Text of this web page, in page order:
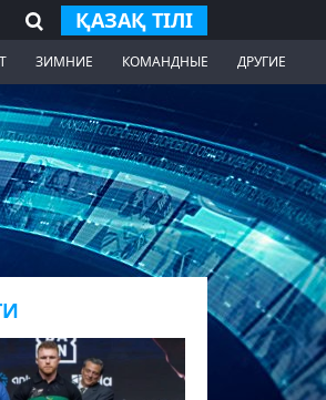
ҚАЗАҚ ТІЛІ
ЗИМНИЕ КОМАНДНЫЕ ДРУГИЕ